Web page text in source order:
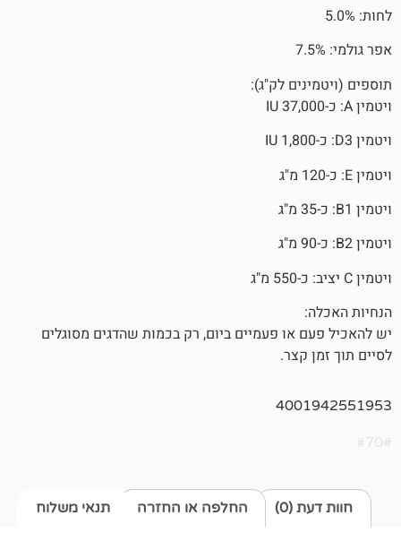
לק"ג):
פעמיים ביום, רק בכמות שהדגים מסוגלים
תנאי משלוח החלפה או החזרה